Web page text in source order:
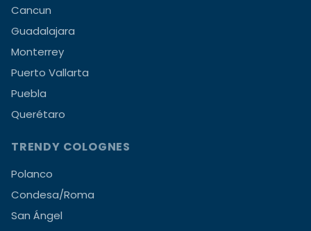
Cancun
Guadalajara
Monterrey
Puerto Vallarta
Puebla
Querétaro
TRENDY COLOGNES
Polanco
Condesa/Roma
San Ángel